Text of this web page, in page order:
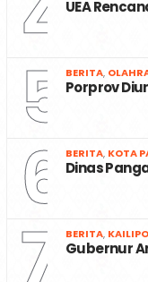
UEA
5 BERITA,
Porprov
6 BERITA, KOTA
Dinas
7 BERITA,
Gubernur